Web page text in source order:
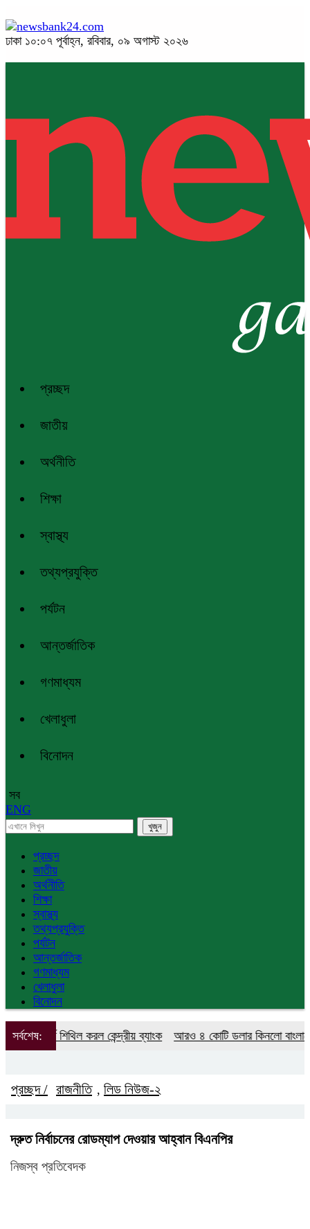
ঢাকা ১০:০৭ পূর্বাহ্ন, রবিবার, ০৯ অগাস্ট ২০২৬
প্রচ্ছদ
জাতীয়
অর্থনীতি
শিক্ষা
স্বাস্থ্য
তথ্যপ্রযুক্তি
পর্যটন
আন্তর্জাতিক
গণমাধ্যম
খেলাধুলা
বিনোদন
সব
ENG
প্রচ্ছদ
জাতীয়
অর্থনীতি
শিক্ষা
স্বাস্থ্য
তথ্যপ্রযুক্তি
পর্যটন
আন্তর্জাতিক
গণমাধ্যম
খেলাধুলা
বিনোদন
সর্বশেষ:
শিথিল করল কেন্দ্রীয় ব্যাংক আরও ৪ কোটি ডলার কিনলো বাংলাদেশ ব্যাংক
প্রচ্ছদ / রাজনীতি , লিড নিউজ-২
দ্রুত নির্বাচনের রোডম্যাপ দেওয়ার আহ্বান বিএনপির
নিজস্ব প্রতিবেদক